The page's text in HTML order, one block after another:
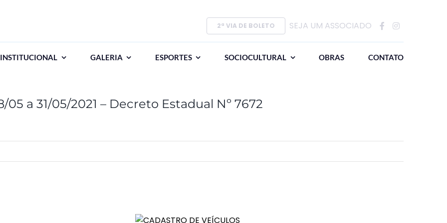
2ª VIA DE BOLETO SEJA UM ASSOCIADO
INSTITUCIONAL GALERIA ESPORTES SOCIOCULTURAL OBRAS CONTATO
a 31/05/2021 – Decreto Estadual Nº 7672